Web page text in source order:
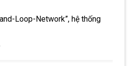
Loop-Network”, hệ thống